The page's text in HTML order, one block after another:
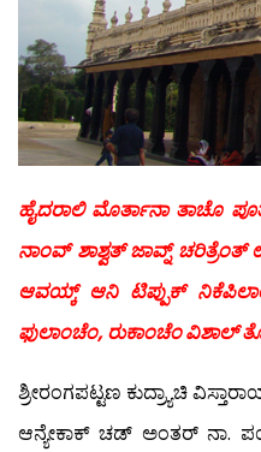
ಹೈದರಾಲಿ ಮೊರ್ತಾನಾ ತಾಚೊ
ನಾಂವ್ ಶಾಶ್ವತ್ ಜಾವ್ನ್
ಆವಯ್ಕ್ ಆನಿ ಟಿಪ್ಪುಕ್
ಫುಲಾಂಚೆಂ, ರುಕಾಂಚೆಂ ವಿಶಾಲ್
ಶ್ರೀರಂಗಪಟ್ಟಣ ಕುದ್ರ್ಯಾಚಿ
ಆನ್ಯೇಕಾಕ್ ಚಡ್ ಅಂತರ್ ನಾ.